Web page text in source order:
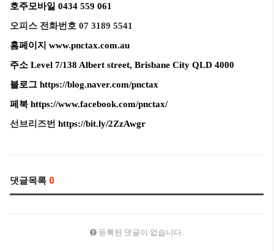
호주모바일 0434 559 061
오피스 전화번호 07 3189 5541
홈페이지 www.pnctax.com.au
주소 Level 7/138 Albert street, Brisbane City QLD 4000
블로그 https://blog.naver.com/pnctax
페북 https://www.facebook.com/pnctax/
선브리즈번 https://bit.ly/2ZzAwgr
댓글목록 0
등록된 댓글이 없습니다.